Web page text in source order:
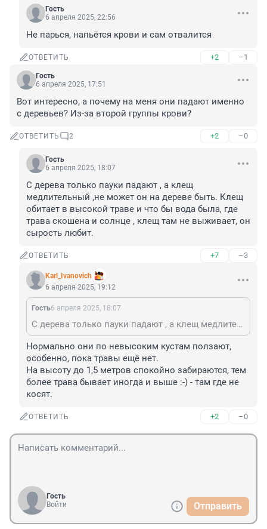
Гость
6 апреля 2025, 22:56
Не парься, напьётся крови и сам отвалится
ОТВЕТИТЬ +2 –1
Гость
6 апреля 2025, 17:51
Вот интересно, а почему на меня они падают именно
с деревьев? Из-за второй группы крови?
ОТВЕТИТЬ 2 +2 –0
Гость
6 апреля 2025, 18:07
С дерева только пауки падают , а клещ
медлительный ,не может он на дереве быть. Клещ
обитает в высокой траве и что бы вода была, где
трава скошена и солнце , клещ там не выживает, он
сырость любит.
ОТВЕТИТЬ +7 –3
Karl_Ivanovich
6 апреля 2025, 19:12
Гость6 апреля 2025, 18:07
С дерева только пауки падают , а клещ медлительный ,не может он на дереве быть. Клещ обитает в высокой траве и что бы вода была, где трава скошена и солнце , клещ там не выживает, он сырость любит.
Нормально они по невысоким кустам ползают,
особенно, пока травы ещё нет.
На высоту до 1,5 метров спокойно забираются, тем
более трава бывает иногда и выше :-) - там где не
косят.
ОТВЕТИТЬ +2 –0
Гость
Войти
Отправить